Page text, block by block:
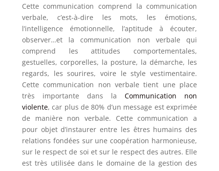
Cette communication comprend la communication
verbale, c’est-à-dire les mots, les émotions,
l’intelligence émotionnelle, l’aptitude à écouter,
observer…et la communication non verbale qui
comprend les attitudes comportementales,
gestuelles, corporelles, la posture, la démarche, les
regards, les sourires, voire le style vestimentaire.
Cette communication non verbale tient une place
très importante dans laCommunication non
violente, car plus de 80% d’un message est exprimée
de manière non verbale. Cette communication a
pour objet d’instaurer entre les êtres humains des
relations fondées sur une coopération harmonieuse,
sur le respect de soi et sur le respect des autres. Elle
est très utilisée dans le domaine de la gestion des